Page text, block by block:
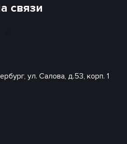
связи
ул. Салова, д.53, корп. 1